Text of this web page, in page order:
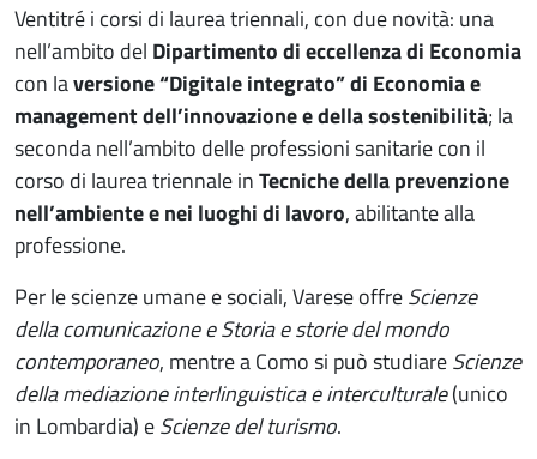
Ventitré i corsi di laurea triennali, con due novità: una
nell’ambito del Dipartimento di eccellenza di Economia
con laversione “Digitale integrato” di Economia e
management dell’innovazione e della sostenibilità; la
seconda nell’ambito delle professioni sanitarie con il
corso di laurea triennale inTecniche della prevenzione
nell’ambiente e nei luoghi di lavoro, abilitante alla
professione.
Per le scienze umane e sociali, Varese offreScienze
della comunicazione e Storia e storie del mondo
contemporaneo, mentre a Como si può studiareScienze
della mediazione interlinguistica e interculturale(unico
in Lombardia) eScienze del turismo.